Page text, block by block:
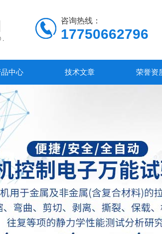
咨询热线：
17750662796
品中心 技术文章 荣誉资